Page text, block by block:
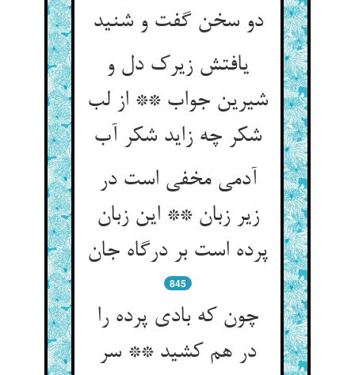
دو سخن گفت و شنید
یافتش زیرک دل و
شیرین جواب ** از لب
شکر چه زاید شکر آب‏
آدمی مخفی است در
زیر زبان ** این زبان
پرده است بر درگاه جان‏
845
چون که بادی پرده را
در هم کشید ** سر